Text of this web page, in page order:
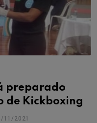
preparado
de Kickboxing
11/2021